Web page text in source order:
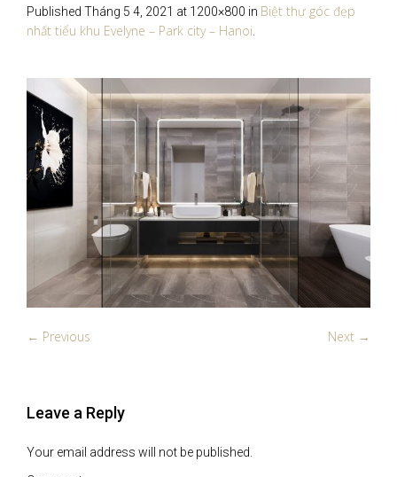
Published Tháng 5 4, 2021 at 1200×800 in Biệt thự góc đẹp
nhất tiểu khu Evelyne – Park city – Hanoi.
← Previous Next →
Leave a Reply
Your email address will not be published.